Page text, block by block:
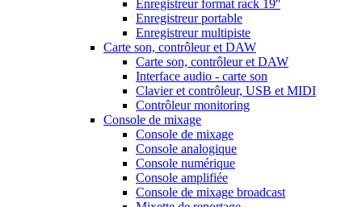
Enregistreur format rack 19''
Enregistreur portable
Enregistreur multipiste
Carte son, contrôleur et DAW
Carte son, contrôleur et DAW
Interface audio - carte son
Clavier et contrôleur, USB et MIDI
Contrôleur monitoring
Console de mixage
Console de mixage
Console analogique
Console numérique
Console amplifiée
Console de mixage broadcast